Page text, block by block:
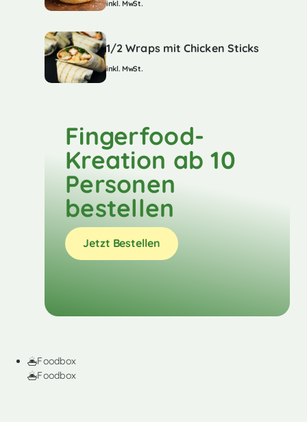
inkl. MwSt.
1/2 Wraps mit Chicken Sticks
inkl. MwSt.
Fingerfood-
Kreation ab 10
Personen
bestellen
Jetzt Bestellen
Foodbox
Foodbox